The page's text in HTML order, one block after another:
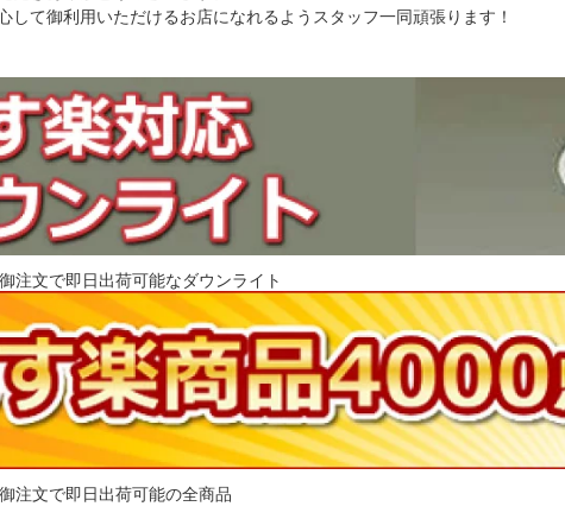
して御利用いただけるお店になれるようスタッフ一同頑張ります！
注文で即日出荷可能なダウンライト
注文で即日出荷可能の全商品